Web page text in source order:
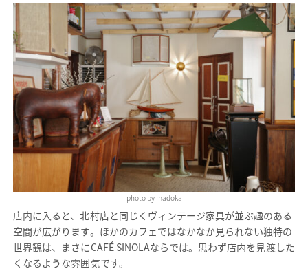
photo by madoka
店内に入ると、北村店と同じくヴィンテージ家具が並ぶ趣のある
空間が広がります。ほかのカフェではなかなか見られない独特の
世界観は、まさにCAFÉ SINOLAならでは。思わず店内を見渡した
くなるような雰囲気です。